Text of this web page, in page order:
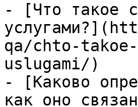
- [Что такое
qa/chto-
uslugami/)
- [Каково
как оно